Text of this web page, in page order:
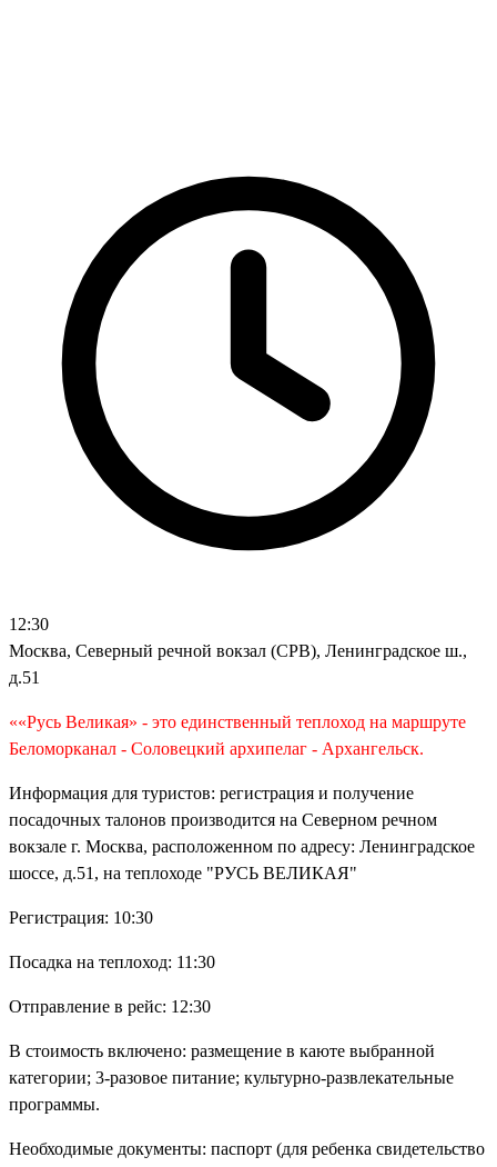
12:30
Москва, Северный речной вокзал (СРВ), Ленинградское ш.,
д.51
««Русь Великая» - это единственный теплоход на маршруте
Беломорканал - Соловецкий архипелаг - Архангельск.
Информация для туристов: регистрация и получение
посадочных талонов производится на Северном речном
вокзале г. Москва, расположенном по адресу: Ленинградское
шоссе, д.51, на теплоходе "РУСЬ ВЕЛИКАЯ"
Регистрация: 10:30
Посадка на теплоход: 11:30
Отправление в рейс: 12:30
В стоимость включено: размещение в каюте выбранной
категории; 3-разовое питание; культурно-развлекательные
программы.
Необходимые документы: паспорт (для ребенка свидетельство